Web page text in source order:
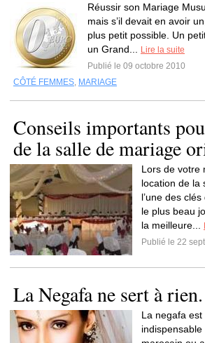
Réussir son Mariage
mais s’il devait en avoir
plus petit possible. Un
un Grand...
Lire la suite
Publié le 09 octobre 2010
CÔTÉ FEMMES, MARIAGE
Conseils importants
de la salle de mariage
Lors de votre
location de la
l’une des clés
le plus beau
la meilleure...
Publié le 22
La Negafa ne sert à rien.
La negafa